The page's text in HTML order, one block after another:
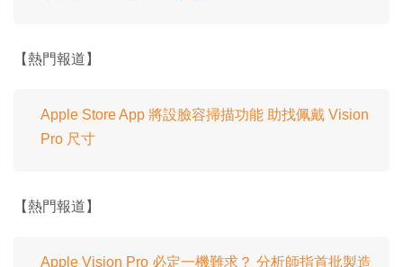
【熱門報道】
Apple Store App 將設臉容掃描功能 助找佩戴 Vision
Pro 尺寸
【熱門報道】
Apple Vision Pro 必定一機難求？ 分析師指首批製造